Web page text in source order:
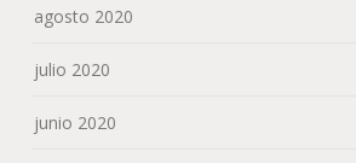
agosto 2020
julio 2020
junio 2020